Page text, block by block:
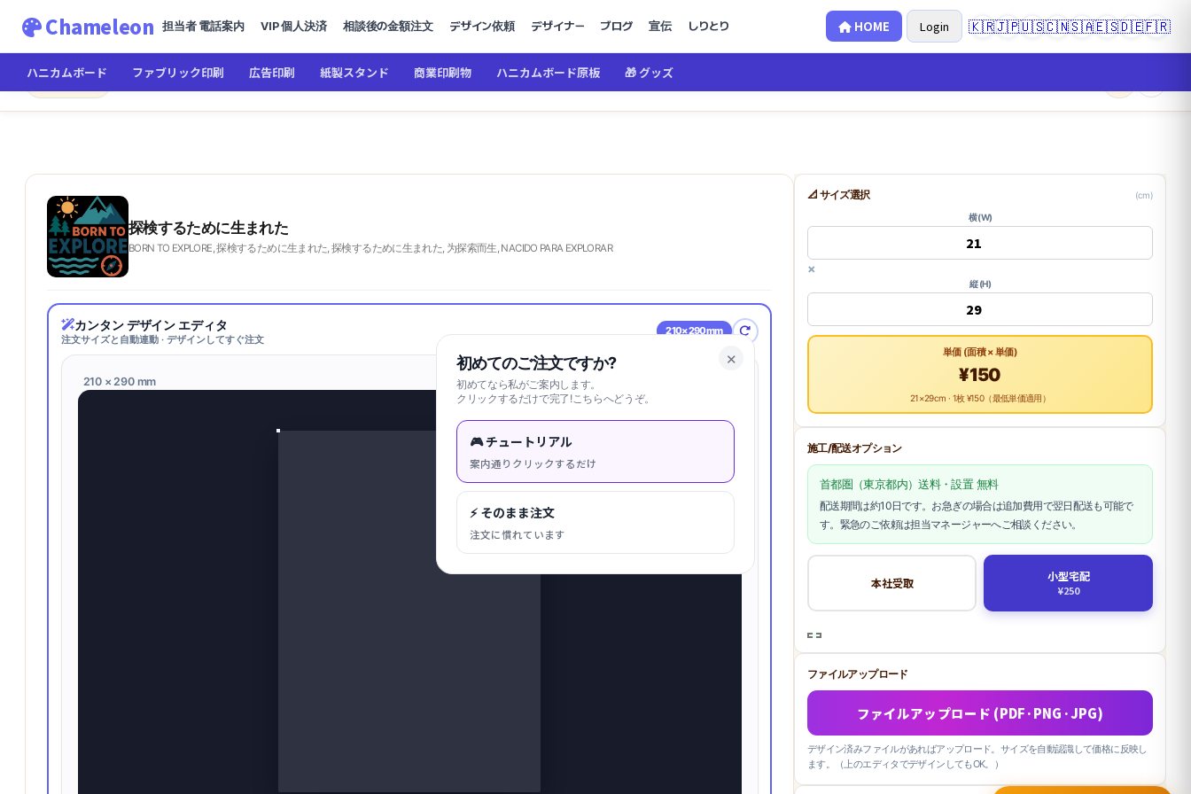
Chameleon 担当者 電話案内 VIP 個人決済 相談後の金額注文 デザイン依頼 デザイナー ブログ 宣伝 しりとり HOME Login 🇰🇷🇯🇵🇺🇸🇨🇳🇸🇦🇪🇸🇩🇪🇫🇷
ハニカムボード ファブリック印刷 広告印刷 紙製スタンド 商業印刷物 ハニカムボード原板 🎁 グッズ
← メインへ Chameleon探検するために生まれた
探検するために生まれた
BORN TO EXPLORE, 探検するために生まれた, 探検するために生まれた, 为探索而生, NACIDO PARA EXPLORAR
カンタン デザイン エディタ
注文サイズと自動連動 · デザインしてすぐ注文
210×290mm
210 × 290 mm
キャンバスに合わせる
📐 サイズ選択 (cm)
横 (W)
×
縦 (H)
単価 (面積 × 単価)
¥150
21×29cm · 1枚 ¥150（最低単価適用）
施工/配送オプション
首都圏（東京都内）送料・設置 無料
配送期間は約10日です。お急ぎの場合は追加費用で翌日配送も可能で
す。緊急のご依頼は担当マネージャーへご相談ください。
本社受取 小型宅配
¥250
ファイルアップロード
ファイルアップロード (PDF·PNG·JPG)
デザイン済みファイルがあればアップロード。サイズを自動認識して価格に反映し
ます。（上のエディタでデザインしてもOK。）
✕
初めてのご注文ですか?
初めてなら私がご案内します。
クリックするだけで完了!こちらへどうぞ。
🎮 チュートリアル
案内通りクリックするだけ
⚡ そのまま注文
注文に慣れています